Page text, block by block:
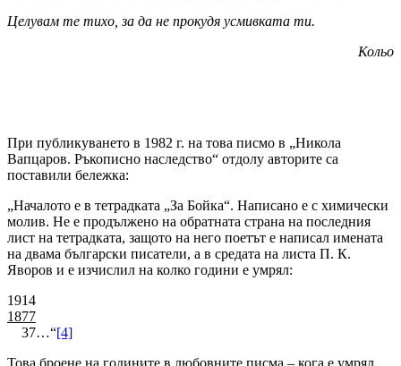
Целувам те тихо, за да не прокудя усмивката ти.
Кольо
При публикуването в 1982 г. на това писмо в „Никола
Вапцаров. Ръкописно наследство“ отдолу авторите са
поставили бележка:
„Началото е в тетрадката „За Бойка“. Написано е с химически
молив. Не е продължено на обратната страна на последния
лист на тетрадката, защото на него поетът е написал имената
на двама български писатели, а в средата на листа П. К.
Яворов и е изчислил на колко години е умрял:
1914
1877
37…“[4]